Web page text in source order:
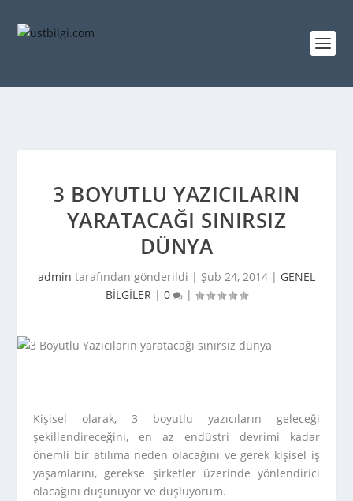
3 BOYUTLU YAZICILARIN
YARATACAĞI SINIRSIZ
DÜNYA
admin tarafından gönderildi | Şub 24, 2014 | GENEL
BİLGİLER | 0 |
Kişisel olarak, 3 boyutlu yazıcıların geleceği
şekillendireceğini, en az endüstri devrimi kadar
önemli bir atılıma neden olacağını ve gerek kişisel iş
yaşamlarını, gerekse şirketler üzerinde yönlendirici
olacağını düşünüyor ve düşlüyorum.